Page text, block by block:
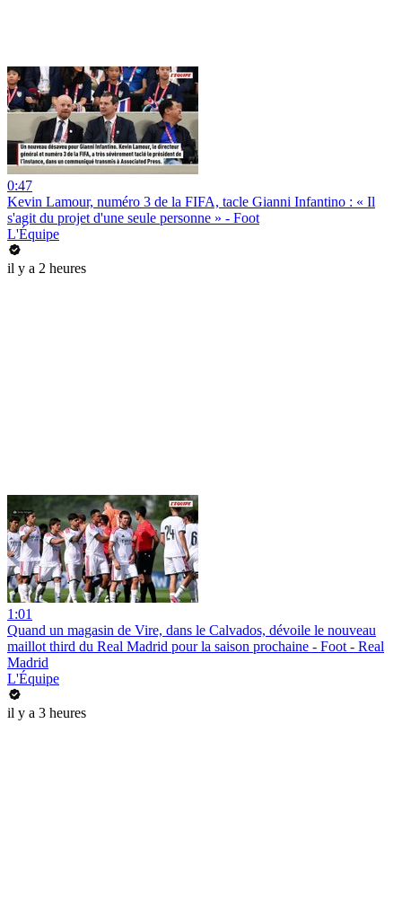
0:47
Kevin Lamour, numéro 3 de la FIFA, tacle Gianni Infantino : « Il
s'agit du projet d'une seule personne » - Foot
L'Équipe
il y a 2 heures
1:01
Quand un magasin de Vire, dans le Calvados, dévoile le nouveau
maillot third du Real Madrid pour la saison prochaine - Foot - Real
Madrid
L'Équipe
il y a 3 heures